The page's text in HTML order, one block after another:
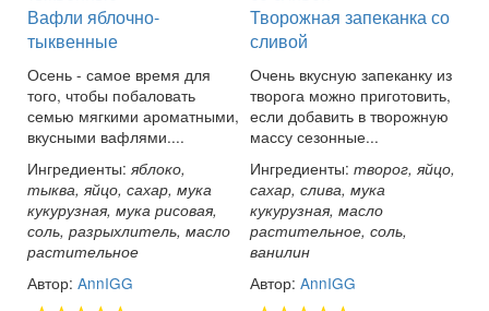
Вафли яблочно-
тыквенные
Осень - самое время для
того, чтобы побаловать
семью мягкими ароматными,
вкусными вафлями....
Ингредиенты: яблоко,
тыква, яйцо, сахар, мука
кукурузная, мука рисовая,
соль, разрыхлитель, масло
растительное
Автор: AnnIGG
Творожная запеканка со
сливой
Очень вкусную запеканку из
творога можно приготовить,
если добавить в творожную
массу сезонные...
Ингредиенты: творог, яйцо,
сахар, слива, мука
кукурузная, масло
растительное, соль,
ванилин
Автор: AnnIGG